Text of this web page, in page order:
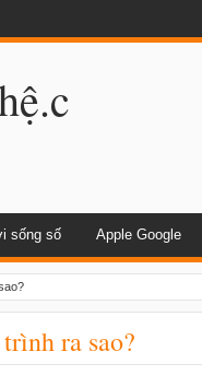
ứng dụng khi lái xe
sống số Apple Google
ra sao?